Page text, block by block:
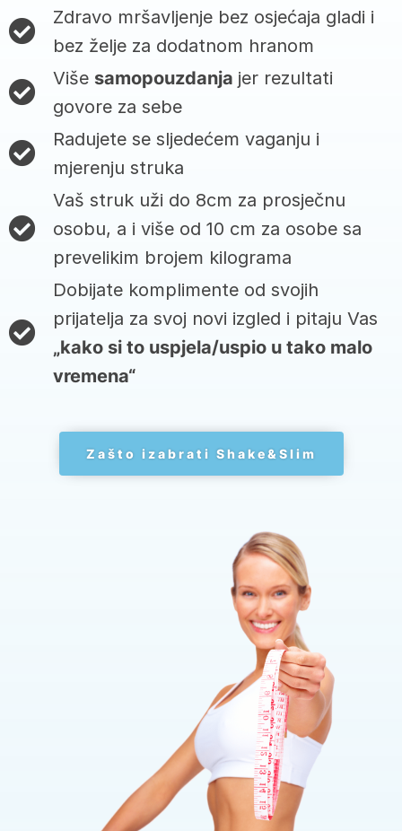
Zdravo mršavljenje bez osjećaja gladi i
bez želje za dodatnom hranom
Više samopouzdanja jer rezultati
govore za sebe
Radujete se sljedećem vaganju i
mjerenju struka
Vaš struk uži do 8cm za prosječnu
osobu, a i više od 10 cm za osobe sa
prevelikim brojem kilograma
Dobijate komplimente od svojih
prijatelja za svoj novi izgled i pitaju Vas
„kako si to uspjela/uspio u tako malo
vremena“
Zašto izabrati Shake&Slim